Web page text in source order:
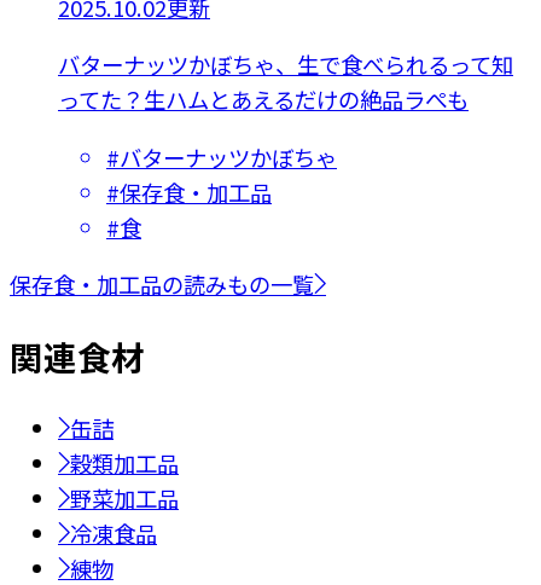
2025.10.02更新
バターナッツかぼちゃ、生で食べられるって知
ってた？生ハムとあえるだけの絶品ラぺも
#バターナッツかぼちゃ
#保存食・加工品
#食
保存食・加工品の読みもの一覧
関連食材
缶詰
穀類加工品
野菜加工品
冷凍食品
練物